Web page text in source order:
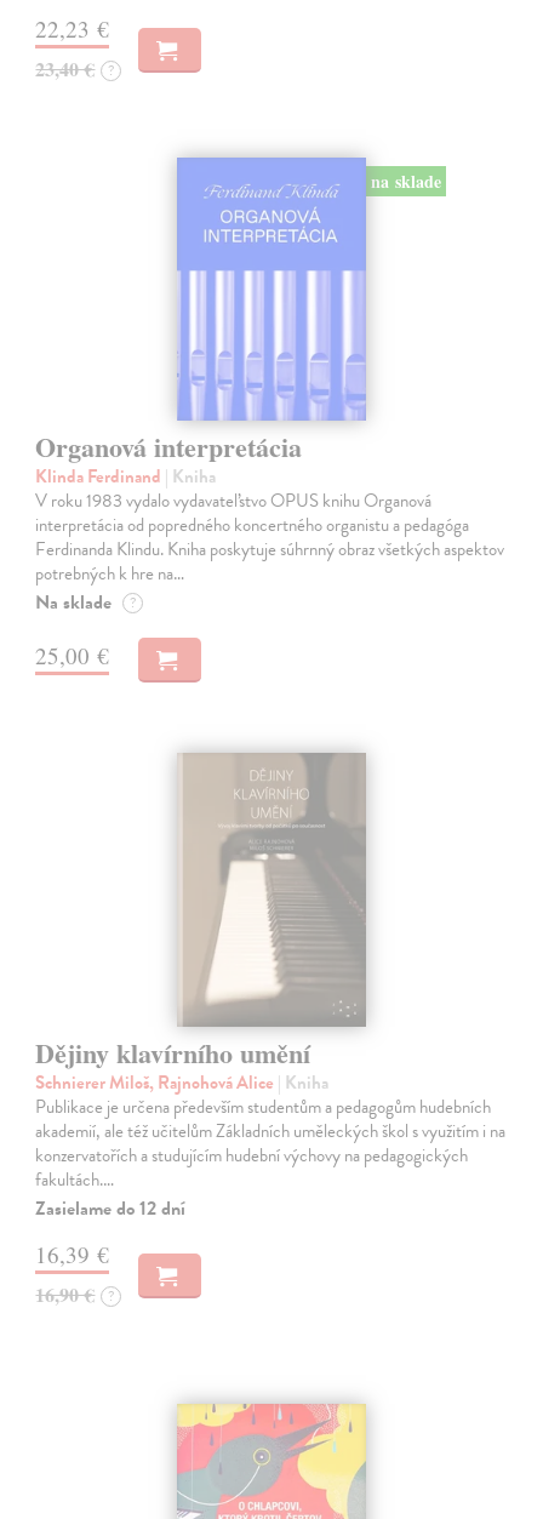
22,23 €
23,40 € ?
na sklade
Organová interpretácia
Klinda Ferdinand | Kniha
V roku 1983 vydalo vydavateľstvo OPUS knihu Organová
interpretácia od popredného koncertného organistu a pedagóga
Ferdinanda Klindu. Kniha poskytuje súhrnný obraz všetkých aspektov
potrebných k hre na…
Na sklade ?
25,00 €
Dějiny klavírního umění
Schnierer Miloš, Rajnohová Alice | Kniha
Publikace je určena především studentům a pedagogům hudebních
akademií, ale též učitelům Základních uměleckých škol s využitím i na
konzervatořích a studujícím hudební výchovy na pedagogických
fakultách.…
Zasielame do 12 dní
16,39 €
16,90 € ?